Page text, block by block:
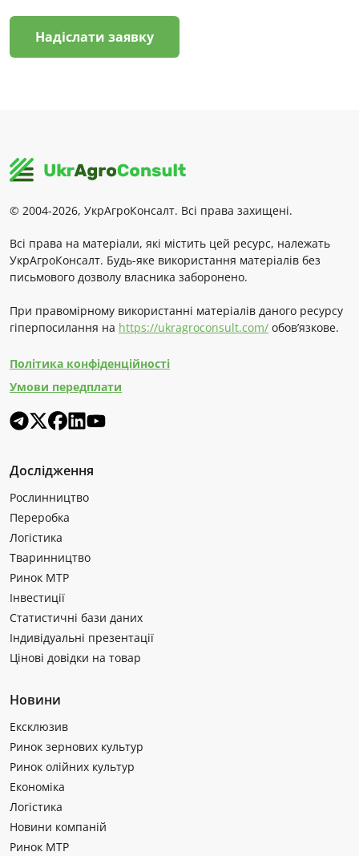
Надіслати заявку
© 2004-2026, УкрАгроКонсалт. Всі права захищені.
Всі права на матеріали, які містить цей ресурс, належать
УкрАгроКонсалт. Будь-яке використання матеріалів без
письмового дозволу власника заборонено.
При правомірному використанні матеріалів даного ресурсу
гіперпосилання на https://ukragroconsult.com/ обов’язкове.
Політика конфіденційності
Умови передплати
Дослідження
Рослинництво
Переробка
Логістика
Тваринництво
Ринок МТР
Інвестиції
Статистичні бази даних
Індивідуальні презентації
Цінові довідки на товар
Новини
Ексклюзив
Ринок зернових культур
Ринок олійних культур
Економіка
Логістика
Новини компаній
Ринок МТР